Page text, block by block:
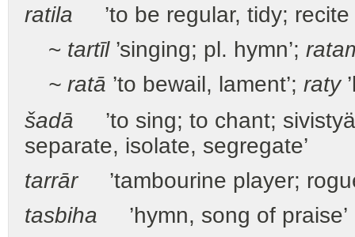
ratila ’to be regular, tidy; recite
~ tartīl’singing; pl. hymn’;
~ ratā ’to bewail, lament’; raty
šadā ’to sing; to chant;
separate, isolate, segregate’
tarrār’tambourine player;
tasbiha ’hymn, song of praise’